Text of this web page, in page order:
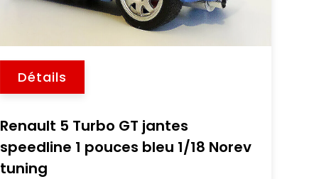
Détails
Renault 5 Turbo GT jantes
speedline 1 pouces bleu 1/18 Norev
tuning